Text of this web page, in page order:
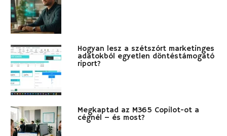
Hogyan lesz a szétszórt marketinges
adatokból egyetlen döntéstámogató
riport?
Megkaptad az M365 Copilot-ot a
cégnél – és most?